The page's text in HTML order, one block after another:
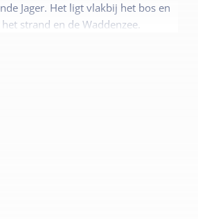
Jager. Het ligt vlakbij het bos en
strand en de Waddenzee.